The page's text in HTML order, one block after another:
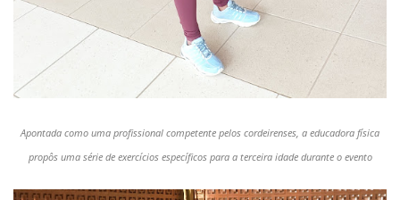
Apontada como uma profissional competente pelos cordeirenses, a educadora física
propôs uma série de exercícios específicos para a terceira idade durante o evento